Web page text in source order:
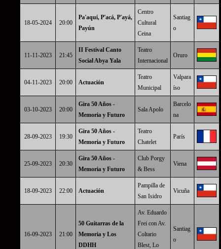
18-05-2024 20:00
Pa'aquí, P'acá, P'ayá,
Payún
Centro
Cultural
Ceina
Santiag
o
11-11-2023 21:45
II Festival Canto
Social Abya Yala
Teatro
Internacional
Oruro
04-11-2023 20:00 Actuación
Teatro
Municipal
Valpara
íso
03-10-2023 20:00
Gira 50 Años -
Memoria y Futuro
Sala Apolo
Barcelo
na
28-09-2023 19:30
Gira 50 Años -
Memoria y Futuro
Teatro
Chatelet
París
25-09-2023 20:30
Gira 50 Años -
Memoria y Futuro
Club Porgy
& Bess
Viena
18-09-2023 22:00 Actuación
Pampilla de
San Isidro
Vicuña
16-09-2023 21:00
50 Guitarras de la
Memoria y Los
DDHH
Av. Eduardo
Frei con Av.
Coltario
Blest, Lo
Santiag
o